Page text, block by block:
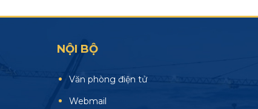
NỘI BỘ
Văn phòng điện tử
Webmail